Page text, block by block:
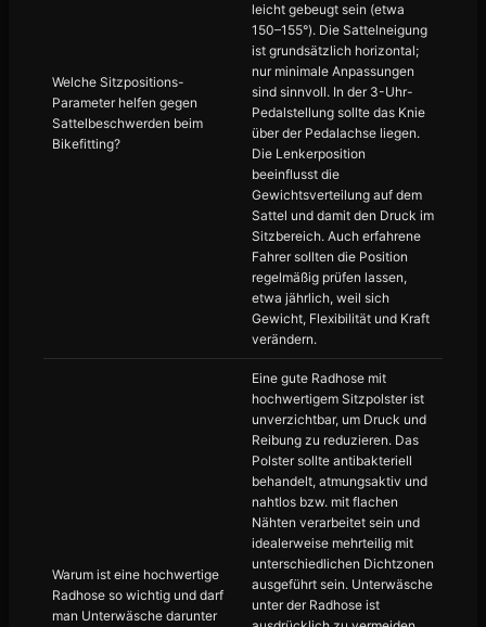
Welche Sitzpositions-
Parameter helfen gegen
Sattelbeschwerden beim
Bikefitting?
leicht gebeugt sein (etwa
150–155°). Die Sattelneigung
ist grundsätzlich horizontal;
nur minimale Anpassungen
sind sinnvoll. In der 3-Uhr-
Pedalstellung sollte das Knie
über der Pedalachse liegen.
Die Lenkerposition
beeinflusst die
Gewichtsverteilung auf dem
Sattel und damit den Druck im
Sitzbereich. Auch erfahrene
Fahrer sollten die Position
regelmäßig prüfen lassen,
etwa jährlich, weil sich
Gewicht, Flexibilität und Kraft
verändern.
Warum ist eine hochwertige
Radhose so wichtig und darf
man Unterwäsche darunter
Eine gute Radhose mit
hochwertigem Sitzpolster ist
unverzichtbar, um Druck und
Reibung zu reduzieren. Das
Polster sollte antibakteriell
behandelt, atmungsaktiv und
nahtlos bzw. mit flachen
Nähten verarbeitet sein und
idealerweise mehrteilig mit
unterschiedlichen Dichtzonen
ausgeführt sein. Unterwäsche
unter der Radhose ist